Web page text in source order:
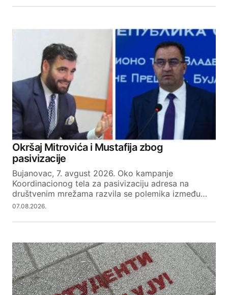
Okršaj Mitrovića i Mustafija zbog
pasivizacije
Bujanovac, 7. avgust 2026. Oko kampanje
Koordinacionog tela za pasivizaciju adresa na
društvenim mrežama razvila se polemika između…
07.08.2026.